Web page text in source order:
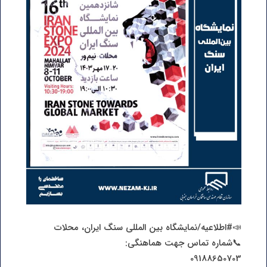
📣#اطلاعیه/نمایشگاه بین المللی سنگ ایران، محلات
📞شماره تماس جهت هماهنگی:
09188650703